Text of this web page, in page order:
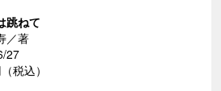
跳ねて
／著
27
税込）